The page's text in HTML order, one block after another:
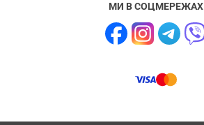
МИ В СОЦМЕРЕЖАХ